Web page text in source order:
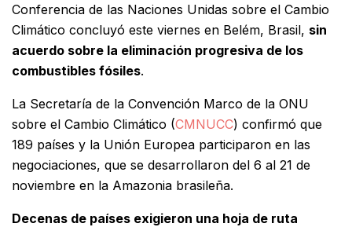
Conferencia de las Naciones Unidas sobre el Cambio
Climático concluyó este viernes en Belém, Brasil, sin
acuerdo sobre la eliminación progresiva de los
combustibles fósiles.
La Secretaría de la Convención Marco de la ONU
sobre el Cambio Climático (CMNUCC) confirmó que
189 países y la Unión Europea participaron en las
negociaciones, que se desarrollaron del 6 al 21 de
noviembre en la Amazonia brasileña.
Decenas de países exigieron una hoja de ruta